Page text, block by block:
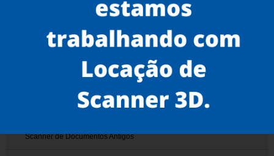
Serviços
Scanner de Documentos
Scanner de Documentos Antigos